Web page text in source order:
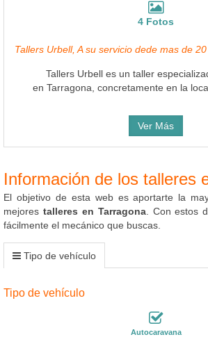
4 Fotos
Tallers Urbell, A su servicio dede mas de
Tallers Urbell es un taller
en Tarragona, concretamente en la
Ver Más
Información de los talleres
El objetivo de esta web es aportarte la
mejores talleres en Tarragona. Con estos
fácilmente el mecánico que buscas.
Tipo de vehículo
Tipo de vehículo
Autocaravana